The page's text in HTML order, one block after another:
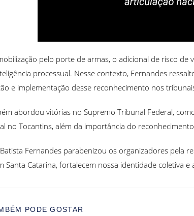
pelo porte de armas, o adicional de risco
processual. Nesse contexto, Fernandes
e implementação desse reconhecimento nos
abordou vitórias no Supremo Tribunal Federal,
no Tocantins, além da importância do
Fernandes parabenizou os organizadores pela
Santa Catarina, fortalecem nossa identidade coletiva
PODE GOSTAR